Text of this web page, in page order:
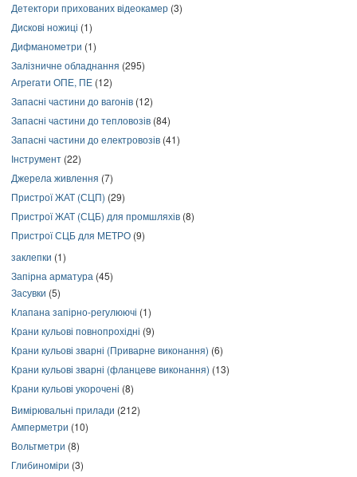
Детектори прихованих відеокамер (3)
Дискові ножиці (1)
Дифманометри (1)
Залізничне обладнання (295)
Агрегати ОПЕ, ПЕ (12)
Запасні частини до вагонів (12)
Запасні частини до тепловозів (84)
Запасні частини до електровозів (41)
Інструмент (22)
Джерела живлення (7)
Пристрої ЖАТ (СЦП) (29)
Пристрої ЖАТ (СЦБ) для промшляхів (8)
Пристрої СЦБ для МЕТРО (9)
заклепки (1)
Запірна арматура (45)
Засувки (5)
Клапана запірно-регулюючі (1)
Крани кульові повнопрохідні (9)
Крани кульові зварні (Приварне виконання) (6)
Крани кульові зварні (фланцеве виконання) (13)
Крани кульові укорочені (8)
Вимірювальні прилади (212)
Амперметри (10)
Вольтметри (8)
Глибиноміри (3)